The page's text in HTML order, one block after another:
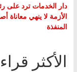
دار الخدمات ترد على
الأزمة لا ينهي
المنفذة
الأكثر